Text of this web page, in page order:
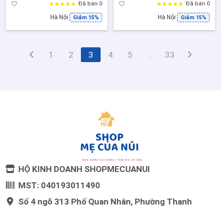
Đã bán 0
Hà Nội Giảm 15%
Đã bán 0
Hà Nội Giảm 15%
1 2 3 4 5 ... 33
HỘ KINH DOANH SHOPMECUANUI
MST: 040193011490
Số 4 ngõ 313 Phố Quan Nhân, Phường Thanh